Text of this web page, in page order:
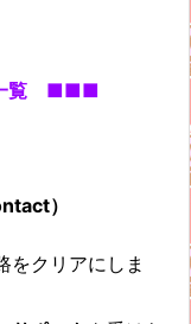
一覧 ■■■
）
をクリアにしま